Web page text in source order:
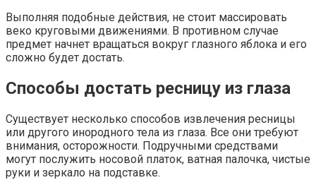
Выполняя подобные действия, не стоит массировать
веко круговыми движениями. В противном случае
предмет начнет вращаться вокруг глазного яблока и его
сложно будет достать.
Способы достать ресницу из глаза
Существует несколько способов извлечения ресницы
или другого инородного тела из глаза. Все они требуют
внимания, осторожности. Подручными средствами
могут послужить носовой платок, ватная палочка, чистые
руки и зеркало на подставке.